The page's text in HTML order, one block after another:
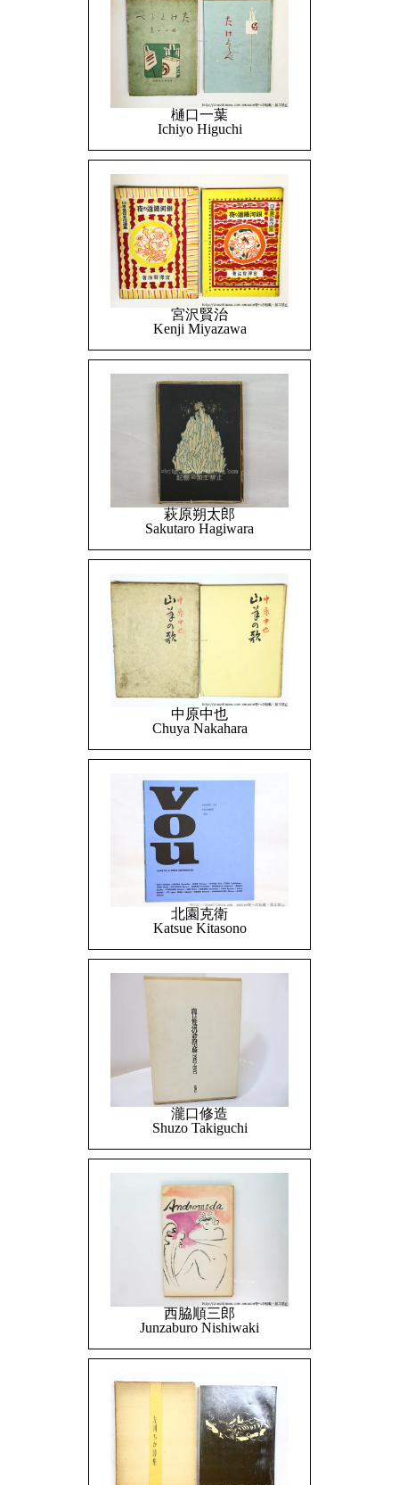
樋口一葉
Ichiyo Higuchi
宮沢賢治
Kenji Miyazawa
萩原朔太郎
Sakutaro Hagiwara
中原中也
Chuya Nakahara
北園克衛
Katsue Kitasono
瀧口修造
Shuzo Takiguchi
西脇順三郎
Junzaburo Nishiwaki